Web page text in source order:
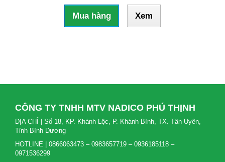
Mua hàng Xem
CÔNG TY TNHH MTV NADICO PHÚ THỊNH
ĐỊA CHỈ | Số 18, KP. Khánh Lộc, P. Khánh Bình, TX. Tân Uyên,
Tỉnh Bình Dương
HOTLINE | 0866063473 – 0983657719 – 0936185118 –
0971536299